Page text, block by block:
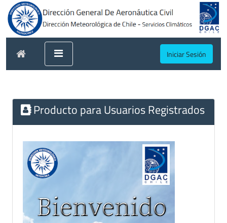
Iniciar Sesión
Producto para Usuarios Registrados